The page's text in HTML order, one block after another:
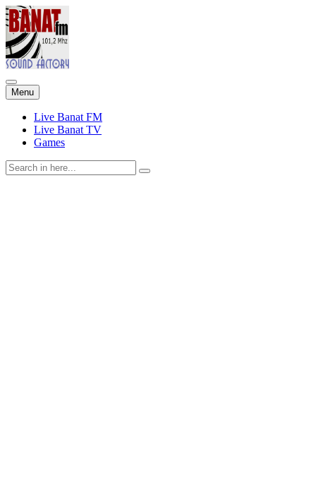
Menu Skip
to
content
Live Banat FM
Live Banat TV
Games
Search
for: